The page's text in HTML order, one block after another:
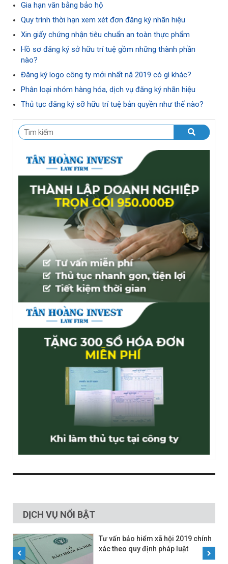
Gia hạn văn bằng bảo hộ
Quy trình thời hạn xem xét đơn đăng ký nhãn hiệu
Xin giấy chứng nhận tiêu chuẩn an toàn thực phẩm
Hồ sơ đăng ký sở hữu trí tuệ gồm những thành phần
nào?
Đăng ký logo công ty mới nhất nă 2019 có gì khác?
Phân loại nhóm hàng hóa, dịch vụ đăng ký nhãn hiệu
Thủ tục đăng ký sỡ hữu trí tuệ bản quyền như thế nào?
DỊCH VỤ NỔI BẬT
Tư vấn bảo hiểm xã hội 2019 chính
xác theo quy định pháp luật